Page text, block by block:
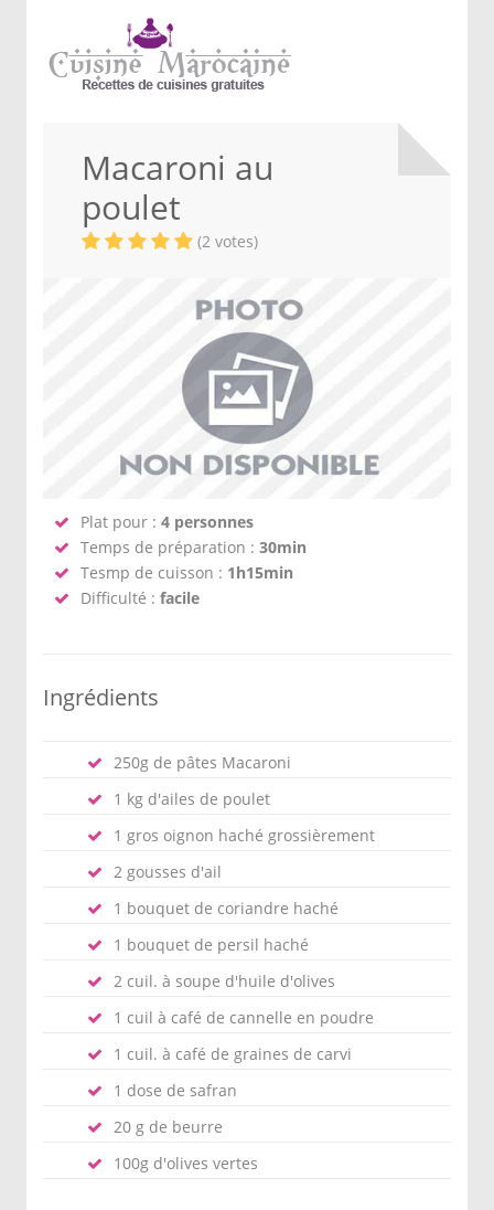
Macaroni au
poulet
(2 votes)
Plat pour : 4 personnes
Temps de préparation : 30min
Tesmp de cuisson : 1h15min
Difficulté : facile
Ingrédients
250g de pâtes Macaroni
1 kg d'ailes de poulet
1 gros oignon haché grossièrement
2 gousses d'ail
1 bouquet de coriandre haché
1 bouquet de persil haché
2 cuil. à soupe d'huile d'olives
1 cuil à café de cannelle en poudre
1 cuil. à café de graines de carvi
1 dose de safran
20 g de beurre
100g d'olives vertes